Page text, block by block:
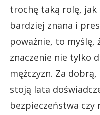
trochę taką rolę, jak
bardziej znana i
poważnie, to myślę,
znaczenie nie tylko
mężczyzn. Za
stoją lata
bezpieczeństwa czy